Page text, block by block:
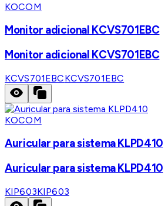
KOCOM
Monitor adicional KCVS701EBC
Monitor adicional KCVS701EBC
KCVS701EBCKCVS701EBC
KOCOM
Auricular para sistema KLPD410
Auricular para sistema KLPD410
KIP603KIP603